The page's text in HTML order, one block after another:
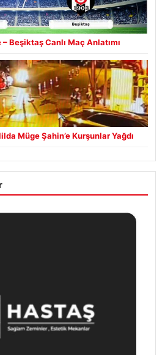
Beşiktaş Canlı Maç Anlatımı
Müge Şahin’e Kurşunlar Yağdı